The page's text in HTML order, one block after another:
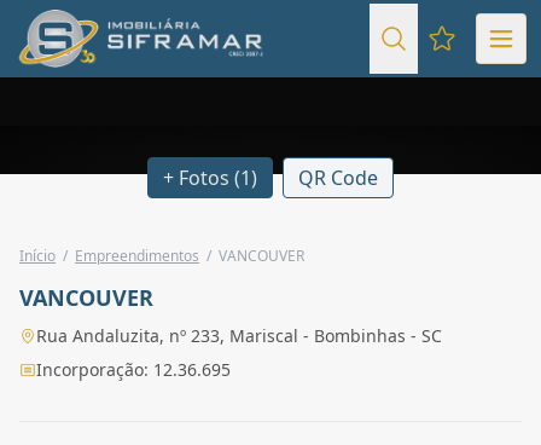
Favoritos
+ Fotos (1) QR Code
Início / Empreendimentos / VANCOUVER
VANCOUVER
Rua Andaluzita, nº 233, Mariscal - Bombinhas - SC
Incorporação: 12.36.695